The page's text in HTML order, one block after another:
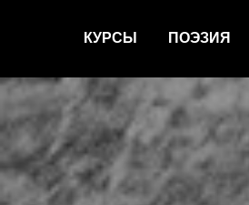
КУРСЫ ПОЭЗИЯ